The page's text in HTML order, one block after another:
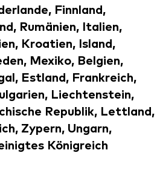
Finnland,
Rumänien, Italien,
Kroatien, Island,
Mexiko, Belgien,
Estland, Frankreich,
Liechtenstein,
Republik, Lettland,
Zypern, Ungarn,
Königreich